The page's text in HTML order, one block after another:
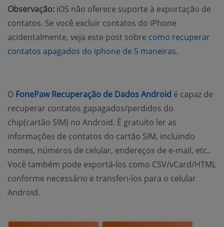
Observação: iOS não oferece suporte à exportação de
contatos. Se você excluir contatos do iPhone
acidentalmente, veja este post sobre como recuperar
contatos apagados do iphone de 5 maneiras.
O FonePaw Recuperação de Dados Android é capaz de
recuperar contatos gapagados/perdidos do
chip(cartão SIM) no Android. É gratuito ler as
informações de contatos do cartão SIM, incluindo
nomes, números de celular, endereços de e-mail, etc..
Você também pode exportá-los como CSV/vCard/HTML
conforme necessário e transferi-los para o celular
Android.